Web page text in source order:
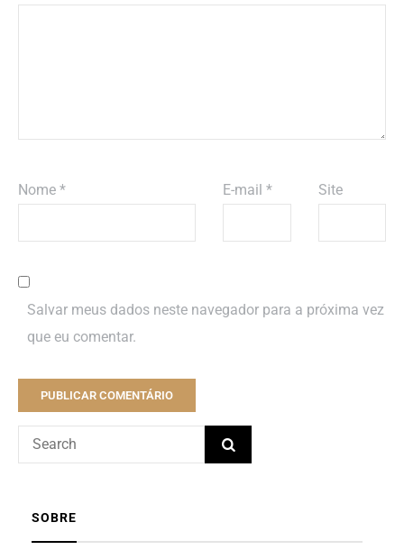
Nome * E-mail * Site
Salvar meus dados neste navegador para a próxima vez
que eu comentar.
SOBRE